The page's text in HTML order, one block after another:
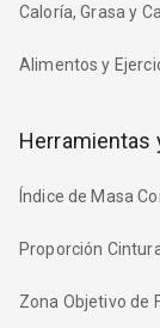
Caloría, Grasa y
Alimentos y
Herramientas
Índice de Masa
Proporción
Zona Objetivo de